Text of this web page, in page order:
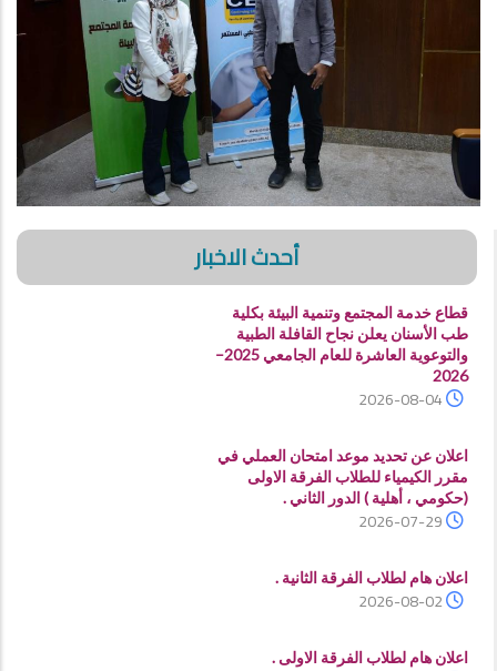
أحدث الاخبار
قطاع خدمة المجتمع وتنمية البيئة بكلية
طب الأسنان يعلن نجاح القافلة الطبية
والتوعوية العاشرة للعام الجامعي 2025–
2026
2026-08-04
اعلان عن تحديد موعد امتحان العملي في
مقرر الكيمياء للطلاب الفرقة الاولى
(حكومي ، أهلية ) الدور الثاني .
2026-07-29
اعلان هام لطلاب الفرقة الثانية .
2026-08-02
اعلان هام لطلاب الفرقة الاولى .